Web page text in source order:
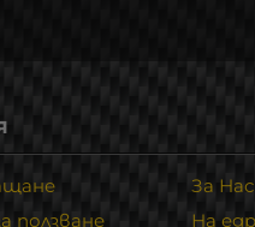
ползване
За Нас
На